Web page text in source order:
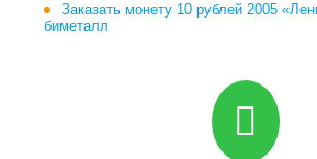
Заказать монету 10 рублей 2005
биметалл